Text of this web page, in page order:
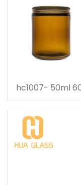
hc1007- 50ml